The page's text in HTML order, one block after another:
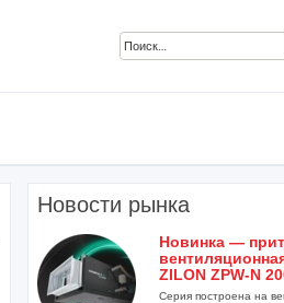
Новости рынка
Новинка —
ZILON ZPW-N
Серия построена на